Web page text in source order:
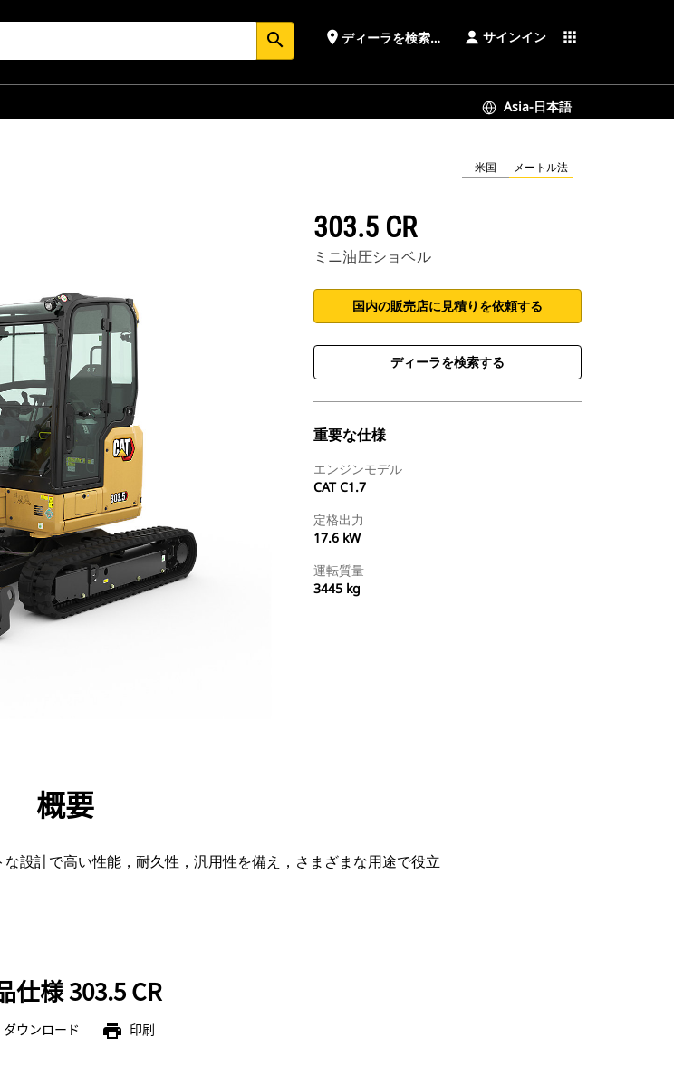
search place ディーラを検索する サインイン apps
Asia-日本語
米国 メートル法
303.5 CR
ミニ油圧ショベル
国内の販売店に見積りを依頼する
ディーラを検索する
重要な仕様
エンジンモデル
CAT C1.7
定格出力
17.6 kW
運転質量
3445 kg
ツアー
概要
設計で高い性能，耐久性，汎用性を備え，さまざまな用途で役立
仕様 303.5 CR
ダウンロード print 印刷